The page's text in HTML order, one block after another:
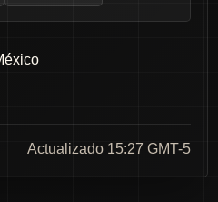
Actualizado 15:27 GMT-5